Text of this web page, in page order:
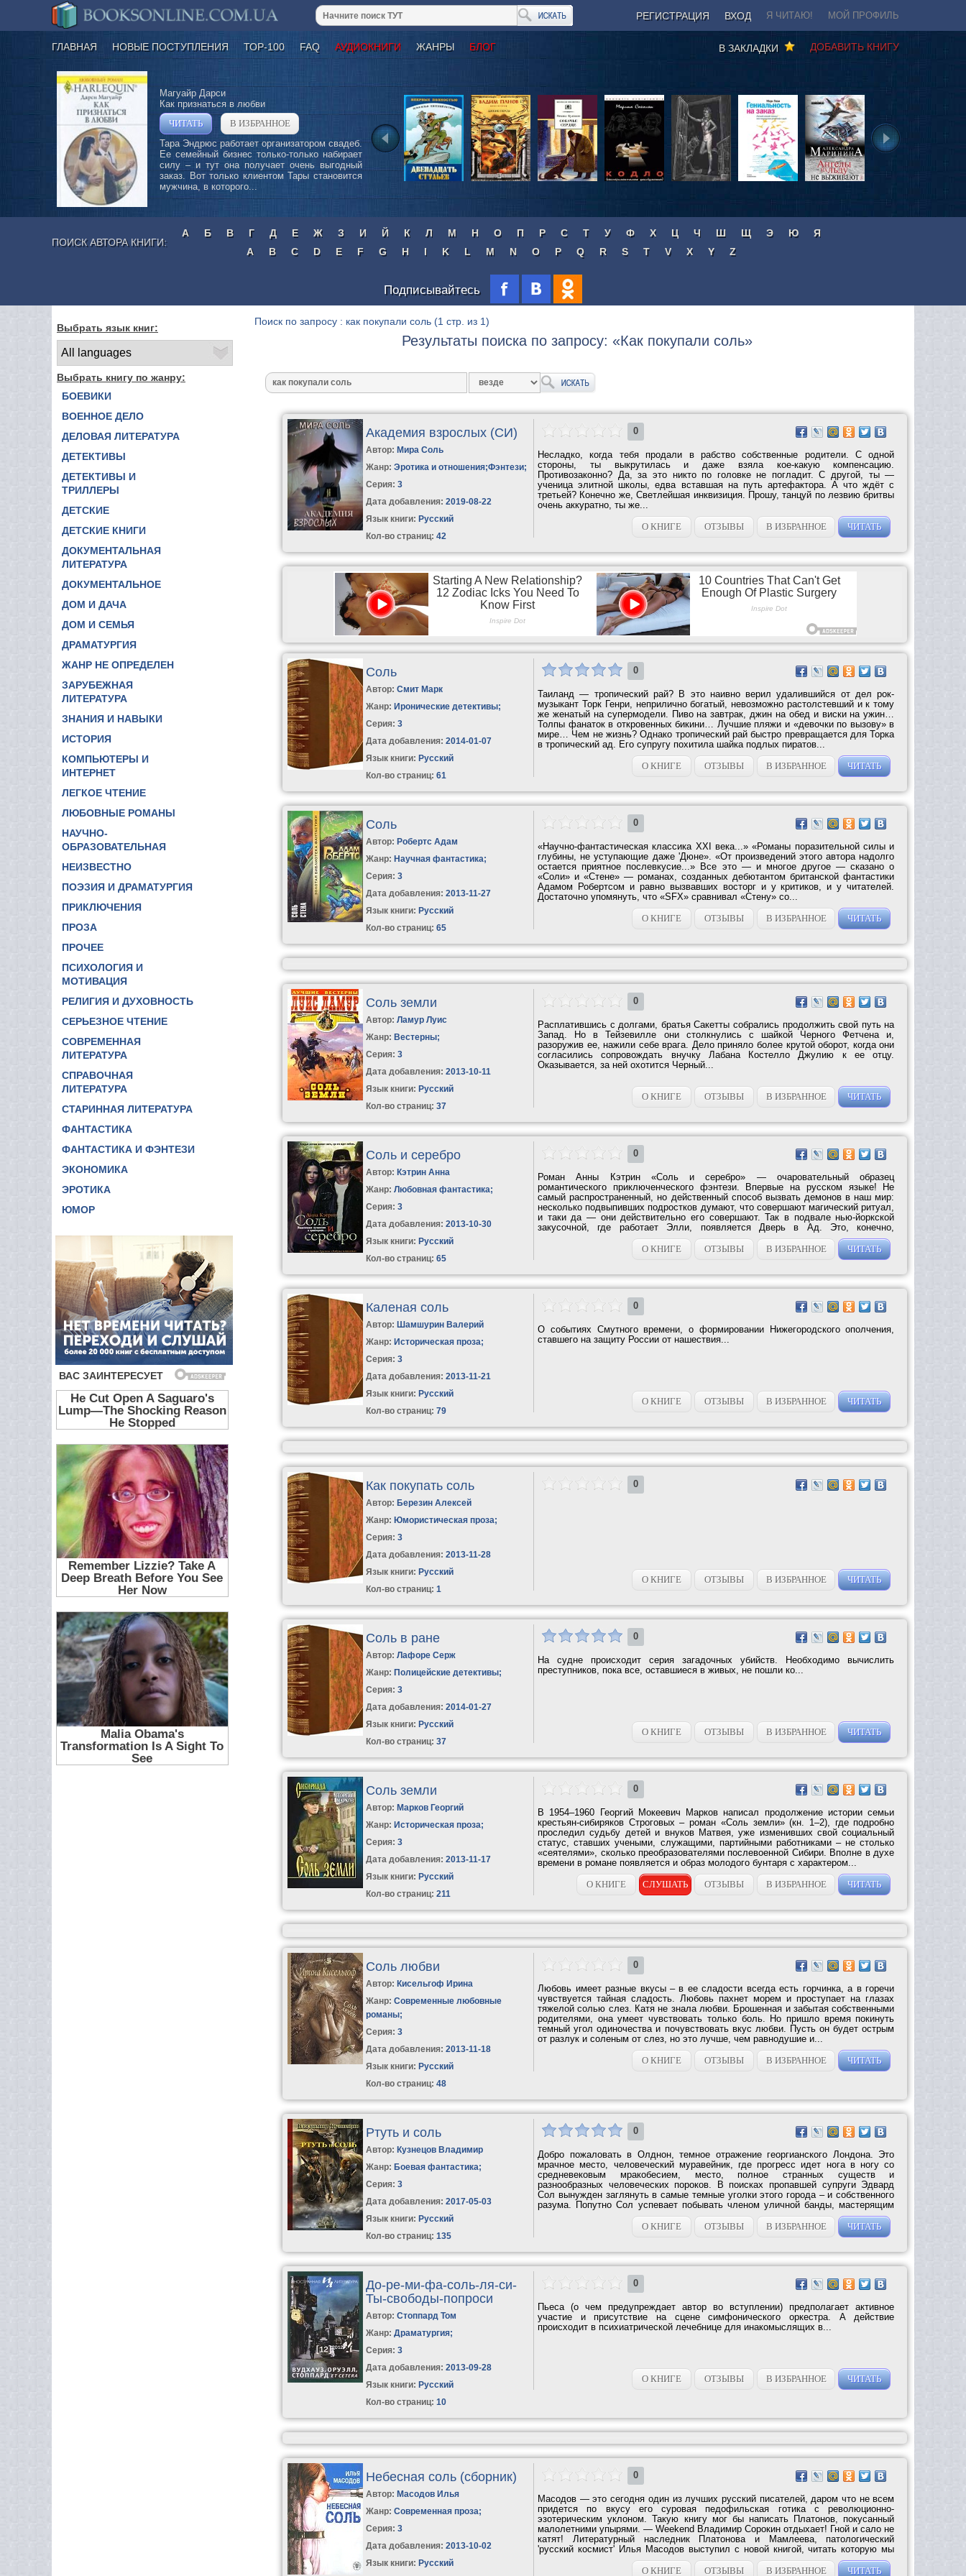
РЕГИСТРАЦИЯ ВХОД Я ЧИТАЮ! МОЙ ПРОФИЛЬ
ГЛАВНАЯ НОВЫЕ ПОСТУПЛЕНИЯ ТОР-100 FAQ АУДИОКНИГИ ЖАНРЫ БЛОГ ДОБАВИТЬ КНИГУ
В ЗАКЛАДКИ
Магуайр Дарси
Как признаться в любви
ЧИТАТЬ
В ИЗБРАННОЕ
Тара Эндрюс работает организатором свадеб.
Ее семейный бизнес только-только набирает
силу – и тут она получает очень выгодный
заказ. Вот только клиентом Тары становится
мужчина, в которого...
ПОИСК АВТОРА КНИГИ:
А Б В Г Д Е Ж З И Й К Л М Н О П Р С Т У Ф Х Ц Ч Ш Щ Э Ю
Я
A
B C D E F G H I K L M N O P Q R S T V X Y Z
Подписывайтесь
Выбрать язык книг:
Выбрать книгу по жанру:
БОЕВИКИ
ВОЕННОЕ ДЕЛО
ДЕЛОВАЯ ЛИТЕРАТУРА
ДЕТЕКТИВЫ
ДЕТЕКТИВЫ И
ТРИЛЛЕРЫ
ДЕТСКИЕ
ДЕТСКИЕ КНИГИ
ДОКУМЕНТАЛЬНАЯ
ЛИТЕРАТУРА
ДОКУМЕНТАЛЬНОЕ
ДОМ И ДАЧА
ДОМ И СЕМЬЯ
ДРАМАТУРГИЯ
ЖАНР НЕ ОПРЕДЕЛЕН
ЗАРУБЕЖНАЯ
ЛИТЕРАТУРА
ЗНАНИЯ И НАВЫКИ
ИСТОРИЯ
КОМПЬЮТЕРЫ И
ИНТЕРНЕТ
ЛЕГКОЕ ЧТЕНИЕ
ЛЮБОВНЫЕ РОМАНЫ
НАУЧНО-
ОБРАЗОВАТЕЛЬНАЯ
НЕИЗВЕСТНО
ПОЭЗИЯ И ДРАМАТУРГИЯ
ПРИКЛЮЧЕНИЯ
ПРОЗА
ПРОЧЕЕ
ПСИХОЛОГИЯ И
МОТИВАЦИЯ
РЕЛИГИЯ И ДУХОВНОСТЬ
СЕРЬЕЗНОЕ ЧТЕНИЕ
СОВРЕМЕННАЯ
ЛИТЕРАТУРА
СПРАВОЧНАЯ
ЛИТЕРАТУРА
СТАРИННАЯ ЛИТЕРАТУРА
ФАНТАСТИКА
ФАНТАСТИКА И ФЭНТЕЗИ
ЭКОНОМИКА
ЭРОТИКА
ЮМОР
Поиск по запросу : как покупали соль (1 стр. из 1)
Результаты поиска по запросу: «Как покупали соль»
Академия взрослых (СИ)
Автор: Мира Соль
Жанр: Эротика и отношения;Фэнтези;
Серия:3
Дата добавления: 2019-08-22
Язык книги: Русский
Кол-во страниц: 42
0
Несладко, когда тебя продали в рабство собственные родители. С одной
стороны, ты выкрутилась и даже взяла кое-какую компенсацию.
Противозаконно? Да, за это никто по головке не погладит. С другой, ты —
ученица элитной школы, едва вставшая на путь артефактора. А что ждёт с
третьей? Конечно же, Светлейшая инквизиция. Прошу, танцуй по лезвию бритвы
очень аккуратно, ты же...
О КНИГЕ
ОТЗЫВЫ В ИЗБРАННОЕ ЧИТАТЬ
Соль
Автор:Смит Марк
Жанр: Иронические детективы;
Серия:3
Дата добавления: 2014-01-07
Язык книги: Русский
Кол-во страниц: 61
0
Таиланд — тропический рай? В это наивно верил удалившийся от дел рок-
музыкант Торк Генри, неприлично богатый, невозможно растолстевший и к тому
же женатый на супермодели. Пиво на завтрак, джин на обед и виски на ужин…
Толпы фанаток в откровенных бикини… Лучшие пляжи и «девочки по вызову» в
мире… Чем не жизнь? Однако тропический рай быстро превращается для Торка
в тропический ад. Его супругу похитила шайка подлых пиратов...
О КНИГЕ
ОТЗЫВЫ В ИЗБРАННОЕ ЧИТАТЬ
Соль
Автор: Робертс Адам
Жанр: Научная фантастика;
Серия:3
Дата добавления: 2013-11-27
Язык книги: Русский
Кол-во страниц: 65
0
«Научно-фантастическая классика XXI века...» «Романы поразительной силы и
глубины, не уступающие даже 'Дюне». «От произведений этого автора надолго
остается приятное послевкусие...» Все это — и многое другое — сказано о
«Соли» и «Стене» — романах, созданных дебютантом британской фантастики
Адамом Робертсом и равно вызвавших восторг и у критиков, и у читателей.
Достаточно упомянуть, что «SFX» сравнивал «Стену» со...
О КНИГЕ
ОТЗЫВЫ В ИЗБРАННОЕ ЧИТАТЬ
Соль земли
Автор:Ламур Луис
Жанр: Вестерны;
Серия:3
Дата добавления: 2013-10-11
Язык книги: Русский
Кол-во страниц: 37
0
Расплатившись с долгами, братья Сакетты собрались продолжить свой путь на
Запад. Но в Тейзевилле они столкнулись с шайкой Черного Фетчена и,
разоружив ее, нажили себе врага. Дело приняло более крутой оборот, когда они
согласились сопровождать внучку Лабана Костелло Джулию к ее отцу.
Оказывается, за ней охотится Черный...
О КНИГЕ ОТЗЫВЫ В ИЗБРАННОЕ ЧИТАТЬ
Соль и серебро
Автор: Кэтрин Анна
Жанр: Любовная фантастика;
Серия:3
Дата добавления: 2013-10-30
Язык книги: Русский
Кол-во страниц: 65
0
Роман Анны Кэтрин «Соль и серебро» — очаровательный образец
романтического приключенческого фэнтези. Впервые на русском языке! Не
самый распространенный, но действенный способ вызвать демонов в наш мир:
несколько подвыпивших подростков думают, что совершают магический ритуал,
и таки да — они действительно его совершают. Так в подвале нью-йоркской
закусочной, где работает Элли, появляется Дверь в Ад. Это, конечно,
О КНИГЕ
ОТЗЫВЫ В ИЗБРАННОЕ ЧИТАТЬ
Каленая соль
Автор: Шамшурин Валерий
Жанр: Историческая проза;
Серия:3
Дата добавления: 2013-11-21
Язык книги: Русский
Кол-во страниц: 79
0
О событиях Смутного времени, о формировании Нижегородского ополчения,
ставшего на защиту России от нашествия...
О КНИГЕ ОТЗЫВЫ В ИЗБРАННОЕ ЧИТАТЬ
Как покупать соль
Автор: Березин Алексей
Жанр: Юмористическая проза;
Серия:3
Дата добавления: 2013-11-28
Язык книги: Русский
Кол-во страниц: 1
0
О КНИГЕ ОТЗЫВЫ В ИЗБРАННОЕ ЧИТАТЬ
Соль в ране
Автор:Лафоре Серж
Жанр: Полицейские детективы;
Серия:3
Дата добавления: 2014-01-27
Язык книги: Русский
Кол-во страниц: 37
0
На судне происходит серия загадочных убийств. Необходимо вычислить
преступников, пока все, оставшиеся в живых, не пошли ко...
О КНИГЕ ОТЗЫВЫ В ИЗБРАННОЕ ЧИТАТЬ
Соль земли
Автор: Марков Георгий
Жанр: Историческая проза;
Серия:3
Дата добавления: 2013-11-17
Язык книги: Русский
Кол-во страниц: 211
0
В 1954–1960 Георгий Мокеевич Марков написал продолжение истории семьи
крестьян-сибиряков Строговых – роман «Соль земли» (кн. 1–2), где подробно
проследил судьбу детей и внуков Матвея, уже изменивших свой социальный
статус, ставших учеными, служащими, партийными работниками – не столько
«сеятелями», сколько преобразователями послевоенной Сибири. Вполне в духе
времени в романе появляется и образ молодого бунтаря с характером...
О КНИГЕ
СЛУШАТЬ ОТЗЫВЫ В ИЗБРАННОЕ ЧИТАТЬ
Соль любви
Автор: Кисельгоф Ирина
Жанр: Современные любовные
романы;
Серия:3
Дата добавления: 2013-11-18
Язык книги: Русский
Кол-во страниц: 48
0
Любовь имеет разные вкусы – в ее сладости всегда есть горчинка, а в горечи
чувствуется тайная сладость. Любовь пахнет морем и проступает на глазах
тяжелой солью слез. Катя не знала любви. Брошенная и забытая собственными
родителями, она умеет чувствовать только боль. Но пришло время покинуть
темный угол одиночества и почувствовать вкус любви. Пусть он будет острым
от разлук и соленым от слез, но это лучше, чем равнодушие и...
О КНИГЕ
ОТЗЫВЫ В ИЗБРАННОЕ ЧИТАТЬ
Ртуть и соль
Автор: Кузнецов Владимир
Жанр: Боевая фантастика;
Серия:3
Дата добавления: 2017-05-03
Язык книги: Русский
Кол-во страниц: 135
0
Добро пожаловать в Олднон, темное отражение георгианского Лондона. Это
мрачное место, человеческий муравейник, где прогресс идет нога в ногу со
средневековым мракобесием, место, полное странных существ и
разнообразных человеческих пороков. В поисках пропавшей супруги Эдвард
Сол вынужден заглянуть в самые темные уголки этого города – и собственного
разума. Попутно Сол успевает побывать членом уличной банды, мастерящим
О КНИГЕ
ОТЗЫВЫ В ИЗБРАННОЕ ЧИТАТЬ
До-ре-ми-фа-соль-ля-си-
Ты-свободы-попроси
Автор:Стоппард Том
Жанр: Драматургия;
Серия:3
Дата добавления: 2013-09-28
Язык книги: Русский
Кол-во страниц: 10
0
Пьеса (о чем предупреждает автор во вступлении) предполагает активное
участие и присутствие на сцене симфонического оркестра. А действие
происходит в психиатрической лечебнице для инакомыслящих в...
О КНИГЕ ОТЗЫВЫ В ИЗБРАННОЕ ЧИТАТЬ
Небесная соль (сборник)
Автор: Масодов Илья
Жанр: Современная проза;
Серия:3
Дата добавления: 2013-10-02
Язык книги: Русский
0
Масодов — это сегодня один из лучших русский писателей, даром что не всем
придется по вкусу его суровая педофильская готика с революционно-
эзотерическим уклоном. Такую книгу мог бы написать Платонов, покусанный
малолетними упырями. — Weekend Владимир Сорокин отдыхает! Гной и сало не
катят! Литературный наследник Платонова и Мамлеева, патологический
'русский космист' Илья Масодов выступил с новой книгой, читать которую мы
О КНИГЕ
ОТЗЫВЫ В ИЗБРАННОЕ ЧИТАТЬ